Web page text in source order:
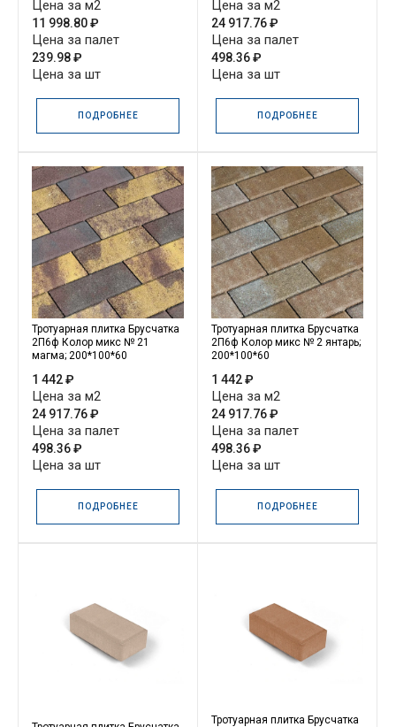
Цена за м2
11 998.80 ₽
Цена за палет
239.98 ₽
Цена за шт
ПОДРОБНЕЕ
Цена за м2
24 917.76 ₽
Цена за палет
498.36 ₽
Цена за шт
ПОДРОБНЕЕ
Тротуарная плитка Брусчатка
2П6ф Колор микс № 21
магма; 200*100*60
1 442 ₽
Цена за м2
24 917.76 ₽
Цена за палет
498.36 ₽
Цена за шт
ПОДРОБНЕЕ
Тротуарная плитка Брусчатка
2П6ф Колор микс № 2 янтарь;
200*100*60
1 442 ₽
Цена за м2
24 917.76 ₽
Цена за палет
498.36 ₽
Цена за шт
ПОДРОБНЕЕ
Тротуарная плитка Брусчатка